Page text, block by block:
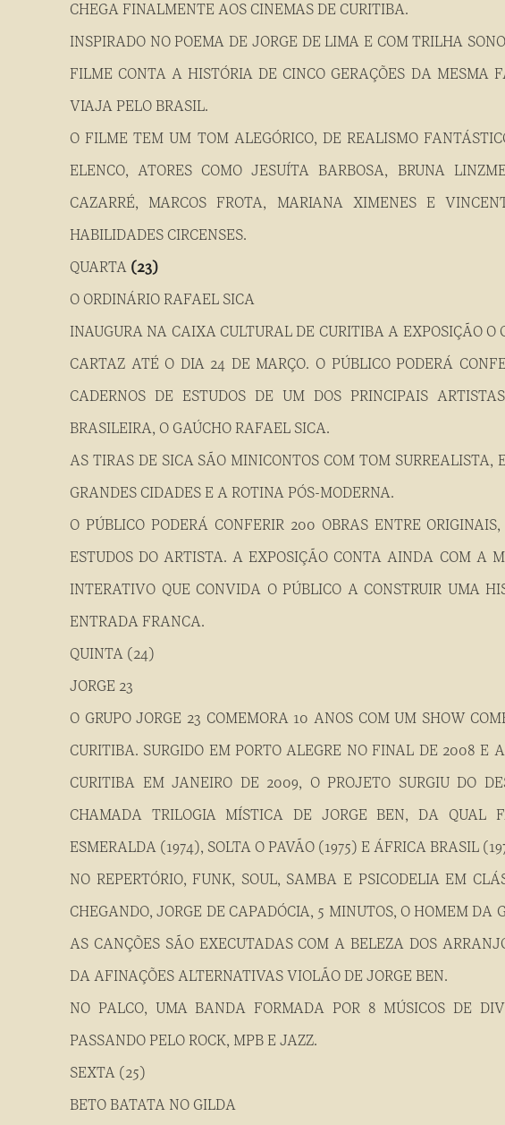
CHEGA FINALMENTE AOS CINEMAS DE CURITIBA.
INSPIRADO NO POEMA DE JORGE DE LIMA E COM TRILHA
FILME CONTA A HISTÓRIA DE CINCO GERAÇÕES DA MESMA
VIAJA PELO BRASIL.
O FILME TEM UM TOM ALEGÓRICO, DE REALISMO
ELENCO, ATORES COMO JESUÍTA BARBOSA, BRUNA
CAZARRÉ, MARCOS FROTA, MARIANA XIMENES E
HABILIDADES CIRCENSES.
QUARTA (23)
O ORDINÁRIO RAFAEL SICA
INAUGURA NA CAIXA CULTURAL DE CURITIBA A EXPOSIÇÃO O
CARTAZ ATÉ O DIA 24 DE MARÇO. O PÚBLICO PODERÁ
CADERNOS DE ESTUDOS DE UM DOS PRINCIPAIS
BRASILEIRA, O GAÚCHO RAFAEL SICA.
AS TIRAS DE SICA SÃO MINICONTOS COM TOM SURREALISTA,
GRANDES CIDADES E A ROTINA PÓS-MODERNA.
O PÚBLICO PODERÁ CONFERIR 200 OBRAS ENTRE
ESTUDOS DO ARTISTA. A EXPOSIÇÃO CONTA AINDA COM A
INTERATIVO QUE CONVIDA O PÚBLICO A CONSTRUIR UMA
ENTRADA FRANCA.
QUINTA (24)
JORGE 23
O GRUPO JORGE 23 COMEMORA 10 ANOS COM UM SHOW
CURITIBA. SURGIDO EM PORTO ALEGRE NO FINAL DE 2008 E
CURITIBA EM JANEIRO DE 2009, O PROJETO SURGIU DO
CHAMADA TRILOGIA MÍSTICA DE JORGE BEN, DA QUAL
ESMERALDA (1974), SOLTA O PAVÃO (1975) E ÁFRICA BRASIL
NO REPERTÓRIO, FUNK, SOUL, SAMBA E PSICODELIA EM
CHEGANDO, JORGE DE CAPADÓCIA, 5 MINUTOS, O HOMEM
AS CANÇÕES SÃO EXECUTADAS COM A BELEZA DOS
DA AFINAÇÕES ALTERNATIVAS VIOLÃO DE JORGE BEN.
NO PALCO, UMA BANDA FORMADA POR 8 MÚSICOS DE
PASSANDO PELO ROCK, MPB E JAZZ.
SEXTA (25)
BETO BATATA NO GILDA